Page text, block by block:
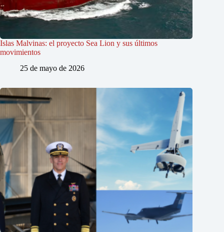
Islas Malvinas: el proyecto Sea Lion y sus últimos
movimientos
25 de mayo de 2026